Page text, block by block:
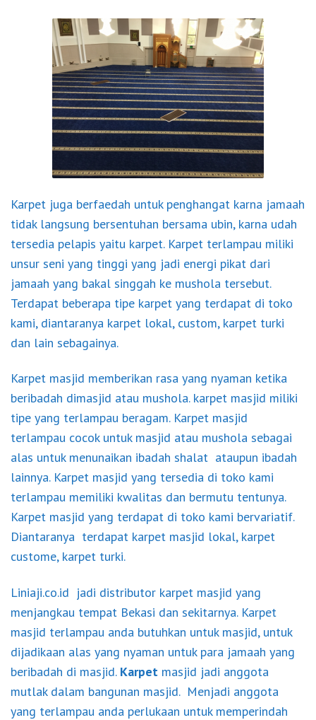
Karpet juga berfaedah untuk penghangat karna jamaah
tidak langsung bersentuhan bersama ubin, karna udah
tersedia pelapis yaitu karpet. Karpet terlampau miliki
unsur seni yang tinggi yang jadi energi pikat dari
jamaah yang bakal singgah ke mushola tersebut.
Terdapat beberapa tipe karpet yang terdapat di toko
kami, diantaranya karpet lokal, custom, karpet turki
dan lain sebagainya.
Karpet masjid memberikan rasa yang nyaman ketika
beribadah dimasjid atau mushola. karpet masjid miliki
tipe yang terlampau beragam. Karpet masjid
terlampau cocok untuk masjid atau mushola sebagai
alas untuk menunaikan ibadah shalat ataupun ibadah
lainnya. Karpet masjid yang tersedia di toko kami
terlampau memiliki kwalitas dan bermutu tentunya.
Karpet masjid yang terdapat di toko kami bervariatif.
Diantaranya terdapat karpet masjid lokal, karpet
custome, karpet turki.
Liniaji.co.id jadi distributor karpet masjid yang
menjangkau tempat Bekasi dan sekitarnya. Karpet
masjid terlampau anda butuhkan untuk masjid, untuk
dijadikaan alas yang nyaman untuk para jamaah yang
beribadah di masjid. Karpet masjid jadi anggota
mutlak dalam bangunan masjid. Menjadi anggota
yang terlampau anda perlukaan untuk memperindah